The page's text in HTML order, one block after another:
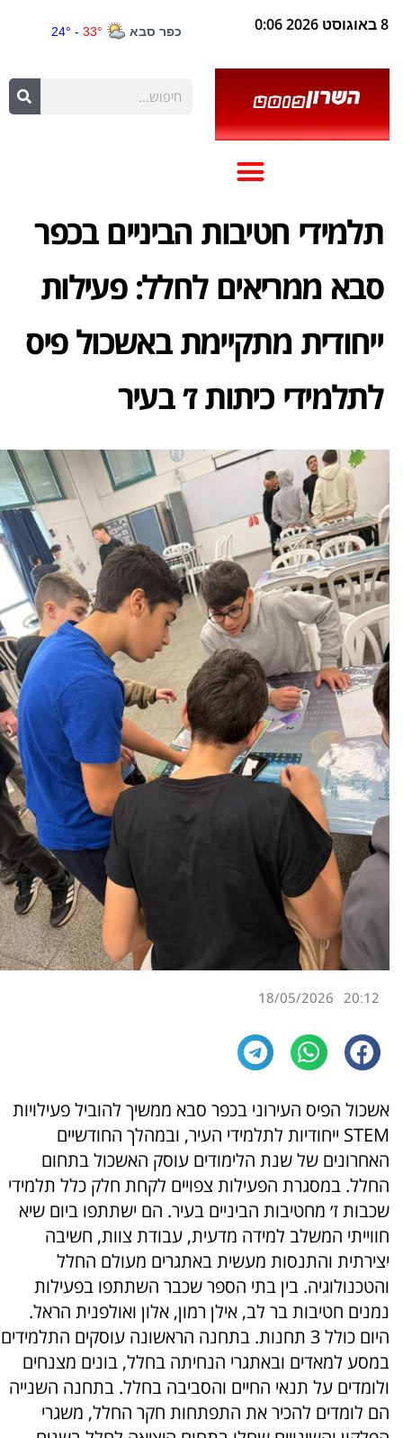
8 באוגוסט 2026 0:06
תלמידי חטיבות הביניים בכפר
סבא ממריאים לחלל: פעילות
ייחודית מתקיימת באשכול פיס
לתלמידי כיתות ז׳ בעיר
20:12
18/05/2026
אשכול הפיס העירוני בכפר סבא ממשיך להוביל פעילויות
STEM ייחודיות לתלמידי העיר, ובמהלך החודשיים
האחרונים של שנת הלימודים עוסק האשכול בתחום
החלל. במסגרת הפעילות צפויים לקחת חלק כלל תלמידי
שכבות ז׳ מחטיבות הביניים בעיר. הם ישתתפו ביום שיא
חווייתי המשלב למידה מדעית, עבודת צוות, חשיבה
יצירתית והתנסות מעשית באתגרים מעולם החלל
והטכנולוגיה. בין בתי הספר שכבר השתתפו בפעילות
נמנים חטיבות בר לב, אילן רמון, אלון ואולפנית הראל.
היום כולל 3 תחנות. בתחנה הראשונה עוסקים התלמידים
במסע למאדים ובאתגרי הנחיתה בחלל, בונים מצנחים
ולומדים על תנאי החיים והסביבה בחלל. בתחנה השנייה
הם לומדים להכיר את התפתחות חקר החלל, משגרי